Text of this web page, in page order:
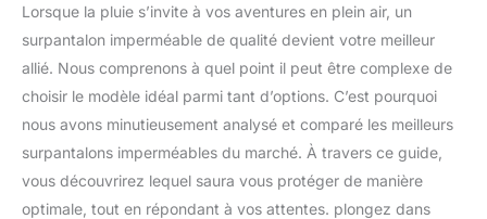
Lorsque la pluie s’invite à vos aventures en plein air, un
surpantalon imperméable de qualité devient votre meilleur
allié. Nous comprenons à quel point il peut être complexe de
choisir le modèle idéal parmi tant d’options. C’est pourquoi
nous avons minutieusement analysé et comparé les meilleurs
surpantalons imperméables du marché. À travers ce guide,
vous découvrirez lequel saura vous protéger de manière
optimale, tout en répondant à vos attentes. plongez dans